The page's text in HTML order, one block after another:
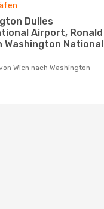
Airport, Ronald
Washington National